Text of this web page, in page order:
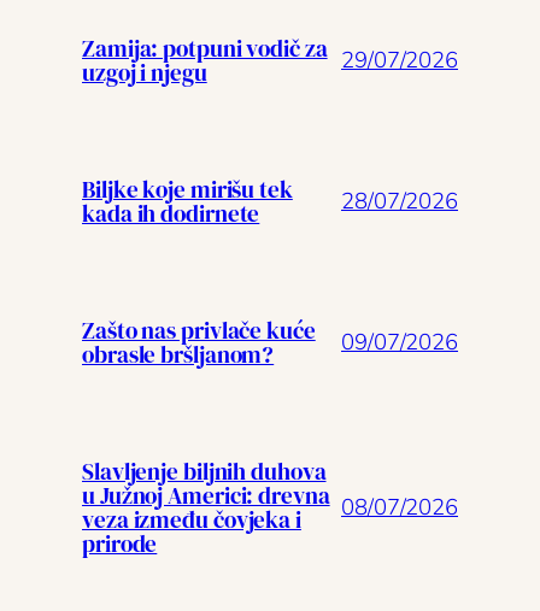
Zamija: potpuni vodič za
uzgoj i njegu
29/07/2026
Biljke koje mirišu tek
kada ih dodirnete
28/07/2026
Zašto nas privlače kuće
obrasle bršljanom?
09/07/2026
Slavljenje biljnih duhova
u Južnoj Americi: drevna
veza između čovjeka i
prirode
08/07/2026